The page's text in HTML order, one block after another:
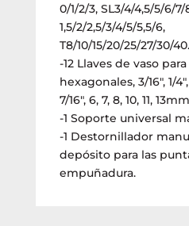
0/1/2/3, SL3/4/4,5/5/6/7/
1,5/2/2,5/3/4/5/5,5/6,
T8/10/15/20/25/27/30/40.
-12 Llaves de vaso
hexagonales, 3/16″, 1/4″,
7/16″, 6, 7, 8, 10, 11,
-1 Soporte universal
-1 Destornillador
depósito para las
empuñadura.